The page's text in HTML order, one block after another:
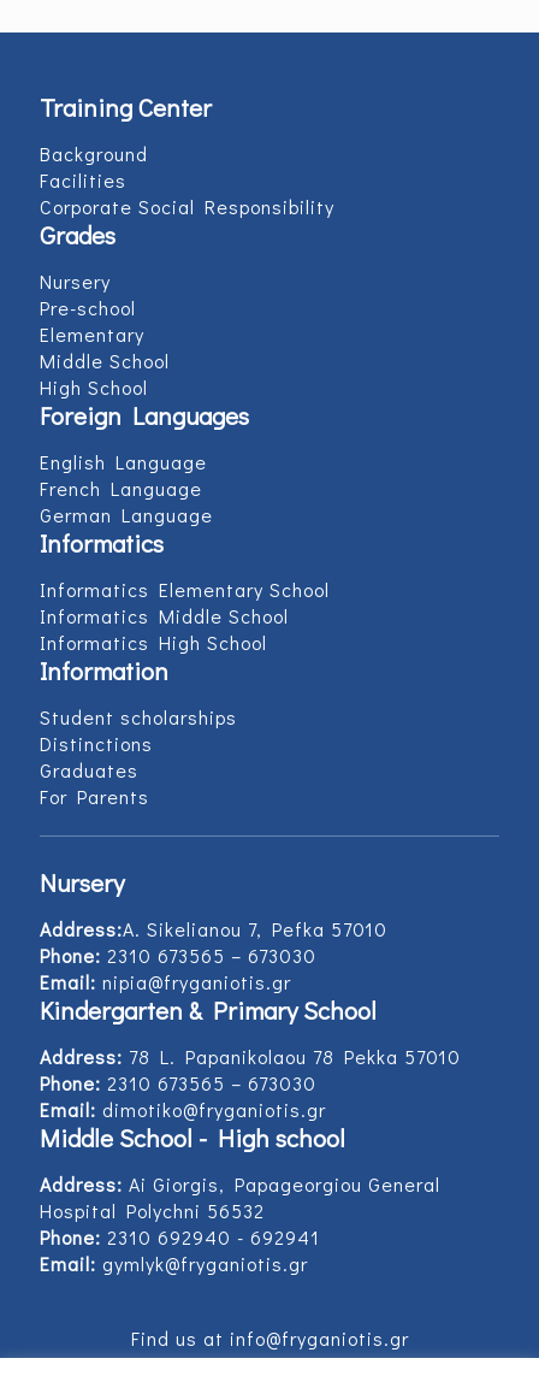
Training Center
Background
Facilities
Corporate Social Responsibility
Grades
Nursery
Pre-school
Elementary
Middle School
High School
Foreign Languages
English Language
French Language
German Language
Informatics
Informatics Elementary School
Informatics Middle School
Informatics High School
Information
Student scholarships
Distinctions
Graduates
For Parents
Nursery
Address:Α. Sikelianou 7, Pefka 57010
Phone: 2310 673565 – 673030
Email: nipia@fryganiotis.gr
Kindergarten & Primary School
Address: 78 L. Papanikolaou 78 Pekka 57010
Phone: 2310 673565 – 673030
Email: dimotiko@fryganiotis.gr
Middle School - High school
Address: Ai Giorgis, Papageorgiou General
Hospital Polychni 56532
Phone: 2310 692940 - 692941
Email: gymlyk@fryganiotis.gr
Find us at info@fryganiotis.gr